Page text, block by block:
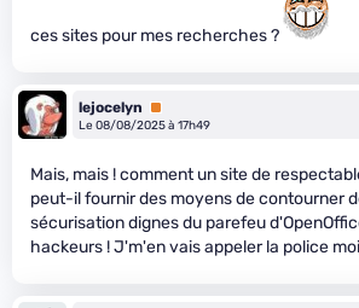
ces sites pour mes recherches ?
lejocelyn
Premium
Le 08/08/2025 à 17h49
Mais, mais ! comment un site de
peut-il fournir des moyens de contourner
sécurisation dignes du parefeu
hackeurs ! J'm'en vais appeler la police